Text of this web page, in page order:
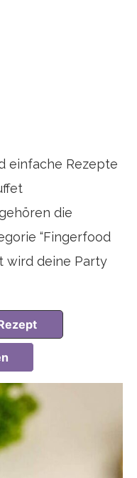
einfache Rezepte
die
“Fingerfood
wird deine Party